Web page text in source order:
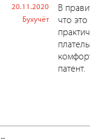
20.11.2020
Бухучёт
В
что
патент.